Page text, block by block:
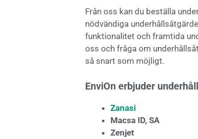
Från oss kan du beställa
nödvändiga
funktionalitet och framtida
oss och fråga om
så snart som möjligt.
EnviOn erbjuder
Zanasi
Macsa ID, SA
Zenjet